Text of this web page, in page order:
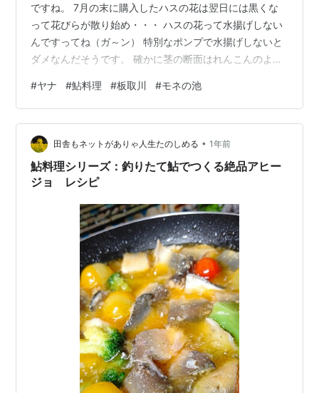
ですね。 7月の末に購入したハスの花は翌日には黒くな
って花びらが散り始め・・・ ハスの花って水揚げしない
んですってね（ガ～ン） 特別なポンプで水揚げしないと
ダメなんだそうです。 確かに茎の断面はれんこんのよう
ったんです。 じゃ、何故切り花にして売ってるのかし
ら？と思ったらお盆のお供えに必要は花らしい です。信
仰心のない私には無縁でした・・・😓 昨日は、鮎料理を
いただくために、板取川周辺のヤナを目指して車を走ら
せました。 一応「鮎や」さんへ行こうとしたのですが、
お昼の時間も近づいてきて、 目的…
#ヤナ #鮎料理 #板取川 #モネの池
田舎もネットがありゃ人生たのしめる • 1年前
鮎料理シリーズ：釣りたて鮎でつくる絶品アヒー
ジョ レシピ